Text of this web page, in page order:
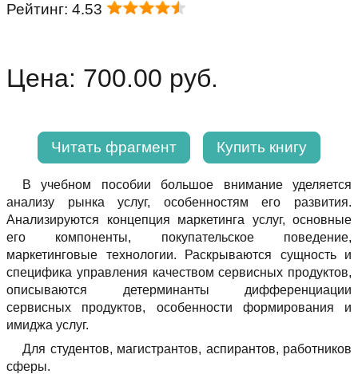
Рейтинг: 4.53
Цена: 700.00 руб.
Читать фрагмент Купить книгу
В учебном пособии большое внимание уделяется
анализу рынка услуг, особенностям его развития.
Анализируются концепция маркетинга услуг, основные
его компоненты, покупательское поведение,
маркетинговые технологии. Раскрываются сущность и
специфика управления качеством сервисных продуктов,
описываются детерминанты дифференциации
сервисных продуктов, особенности формирования и
имиджа услуг.
Для студентов, магистрантов, аспирантов, работников
сферы.